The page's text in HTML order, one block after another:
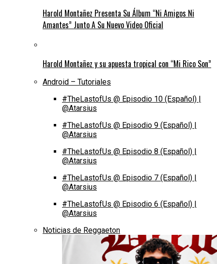
Harold Montañez Presenta Su Álbum “Ni Amigos Ni
Amantes” Junto A Su Nuevo Video Oficial
Harold Montañez y su apuesta tropical con “Mi Rico Son”
Android – Tutoriales
#TheLastofUs @ Episodio 10 (Español) |
@Atarsius
#TheLastofUs @ Episodio 9 (Español) |
@Atarsius
#TheLastofUs @ Episodio 8 (Español) |
@Atarsius
#TheLastofUs @ Episodio 7 (Español) |
@Atarsius
#TheLastofUs @ Episodio 6 (Español) |
@Atarsius
Noticias de Reggaeton